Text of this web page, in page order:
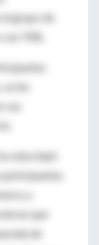
grupo de
70%.
les
sus
velocidad
y
que
de